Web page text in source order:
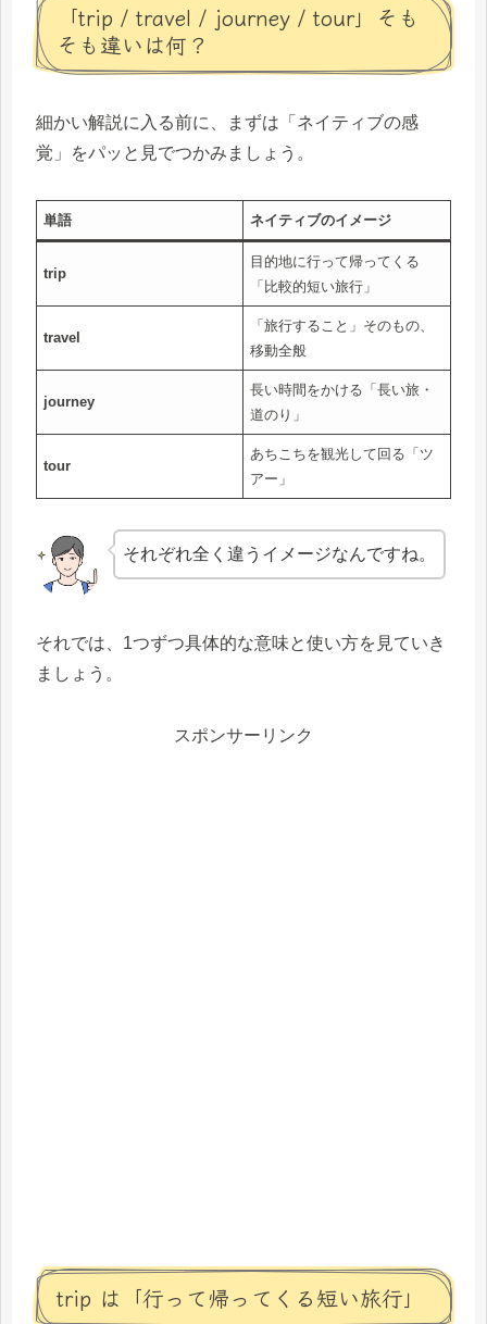
「trip / travel / journey / tour」そも
そも違いは何？
細かい解説に入る前に、まずは「ネイティブの感
覚」をパッと見でつかみましょう。
単語 ネイティブのイメージ
trip
目的地に行って帰ってくる
「比較的短い旅行」
travel
「旅行すること」そのもの、
移動全般
journey
長い時間をかける「長い旅・
道のり」
tour
あちこちを観光して回る「ツ
アー」
それぞれ全く違うイメージなんですね。
それでは、1つずつ具体的な意味と使い方を見ていき
ましょう。
スポンサーリンク
trip は「行って帰ってくる短い旅行」